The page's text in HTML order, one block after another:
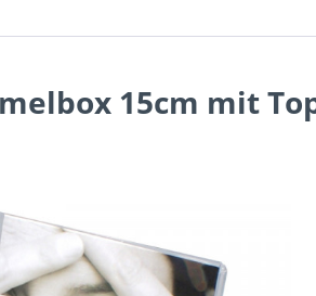
15cm mit